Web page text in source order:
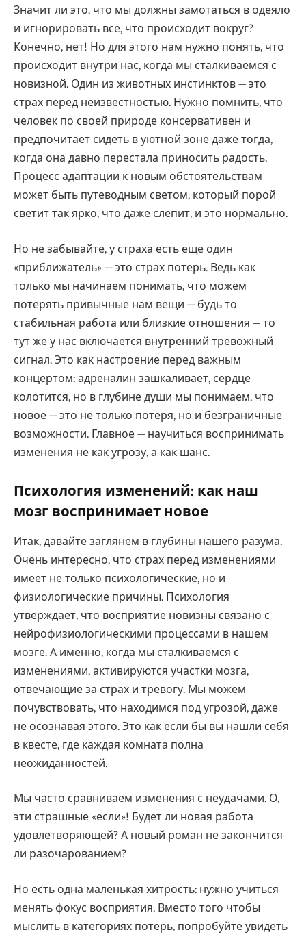
Значит ли это, что мы должны замотаться в одеяло
и игнорировать все, что происходит вокруг?
Конечно, нет! Но для этого нам нужно понять, что
происходит внутри нас, когда мы сталкиваемся с
новизной. Один из животных инстинктов — это
страх перед неизвестностью. Нужно помнить, что
человек по своей природе консервативен и
предпочитает сидеть в уютной зоне даже тогда,
когда она давно перестала приносить радость.
Процесс адаптации к новым обстоятельствам
может быть путеводным светом, который порой
светит так ярко, что даже слепит, и это нормально.
Но не забывайте, у страха есть еще один
«приближатель» — это страх потерь. Ведь как
только мы начинаем понимать, что можем
потерять привычные нам вещи — будь то
стабильная работа или близкие отношения — то
тут же у нас включается внутренний тревожный
сигнал. Это как настроение перед важным
концертом: адреналин зашкаливает, сердце
колотится, но в глубине души мы понимаем, что
новое — это не только потеря, но и безграничные
возможности. Главное — научиться воспринимать
изменения не как угрозу, а как шанс.
Психология изменений: как наш
мозг воспринимает новое
Итак, давайте заглянем в глубины нашего разума.
Очень интересно, что страх перед изменениями
имеет не только психологические, но и
физиологические причины. Психология
утверждает, что восприятие новизны связано с
нейрофизиологическими процессами в нашем
мозге. А именно, когда мы сталкиваемся с
изменениями, активируются участки мозга,
отвечающие за страх и тревогу. Мы можем
почувствовать, что находимся под угрозой, даже
не осознавая этого. Это как если бы вы нашли себя
в квесте, где каждая комната полна
неожиданностей.
Мы часто сравниваем изменения с неудачами. О,
эти страшные «если»! Будет ли новая работа
удовлетворяющей? А новый роман не закончится
ли разочарованием?
Но есть одна маленькая хитрость: нужно учиться
менять фокус восприятия. Вместо того чтобы
мыслить в категориях потерь, попробуйте увидеть